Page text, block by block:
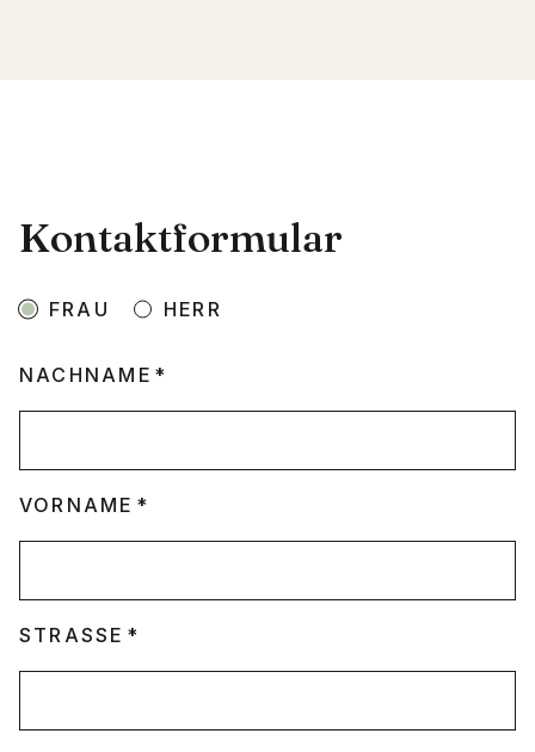
Kontaktformular
FRAU HERR
NACHNAME
VORNAME
STRASSE